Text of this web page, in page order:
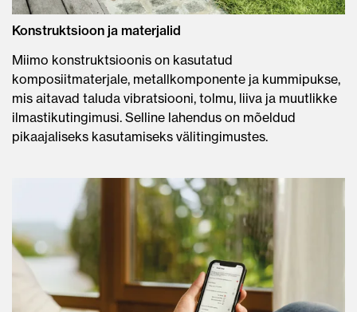
Konstruktsioon ja materjalid
Miimo konstruktsioonis on kasutatud
komposiitmaterjale, metallkomponente ja kummipukse,
mis aitavad taluda vibratsiooni, tolmu, liiva ja muutlikke
ilmastikutingimusi. Selline lahendus on mõeldud
pikaajaliseks kasutamiseks välitingimustes.